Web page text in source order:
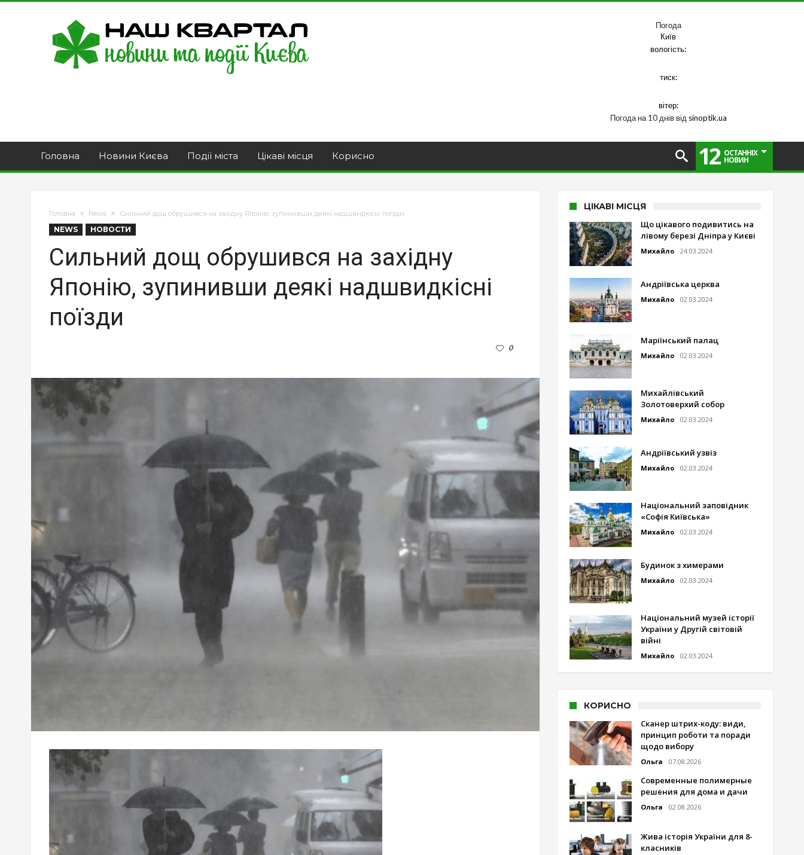
Погода
Київ
вологість:
тиск:
вітер:
Погода на 10 днів від sinoptik.ua
Головна Новини Києва Події міста Цікаві місця Корисно 12 ОСТАННІХ
НОВИН
Головна News Сильний дощ обрушився на західну Японію, зупинивши деякі надшвидкісні поїзди
NEWS НОВОСТИ
Сильний дощ обрушився на західну
Японію, зупинивши деякі надшвидкісні
поїзди
0
ЦІКАВІ МІСЦЯ
Що цікавого подивитись на
лівому березі Дніпра у Києві
Михайло 24.03.2024
Андріївська церква
Михайло 02.03.2024
Маріїнський палац
Михайло 02.03.2024
Михайлівський
Золотоверхий собор
Михайло 02.03.2024
Андріївський узвіз
Михайло 02.03.2024
Національний заповідник
«Софія Київська»
Михайло 02.03.2024
Будинок з химерами
Михайло 02.03.2024
Національний музей історії
України у Другій світовій
війні
Михайло 02.03.2024
КОРИСНО
Сканер штрих-коду: види,
принцип роботи та поради
щодо вибору
Ольга 07.08.2026
Современные полимерные
решения для дома и дачи
Ольга 02.08.2026
Жива історія України для 8-
класників